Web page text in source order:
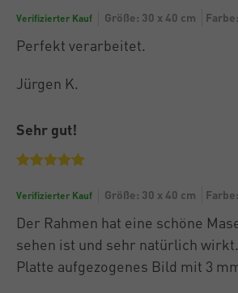
Verifizierter Kauf Größe: 30 x 40 cm
Perfekt verarbeitet.
Jürgen K.
Sehr gut!
Verifizierter Kauf Größe: 30 x 40 cm
Der Rahmen hat eine schöne
sehen ist und sehr natürlich
Platte aufgezogenes Bild mit 3